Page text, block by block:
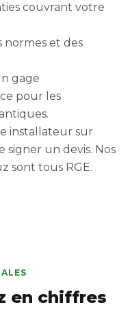
couvrant votre
normes et des
gage
pour les
installateur sur
signer un devis. Nos
sont tous RGE.
en chiffres